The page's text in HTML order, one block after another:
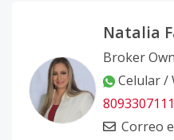
Natalia
Broker
Celular /
8093307111
Correo